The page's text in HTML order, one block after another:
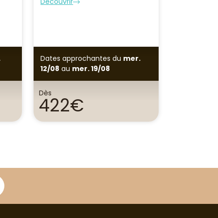
Dates approchantesdu mer.
12/08 au mer. 19/08
Dès
422€